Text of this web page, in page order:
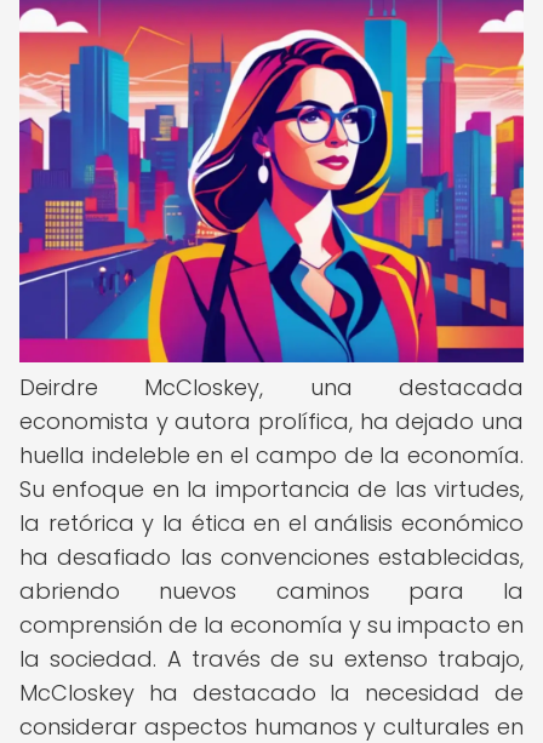
Deirdre McCloskey, una destacada
economista y autora prolífica, ha dejado una
huella indeleble en el campo de la economía.
Su enfoque en la importancia de las virtudes,
la retórica y la ética en el análisis económico
ha desafiado las convenciones establecidas,
abriendo nuevos caminos para la
comprensión de la economía y su impacto en
la sociedad. A través de su extenso trabajo,
McCloskey ha destacado la necesidad de
considerar aspectos humanos y culturales en